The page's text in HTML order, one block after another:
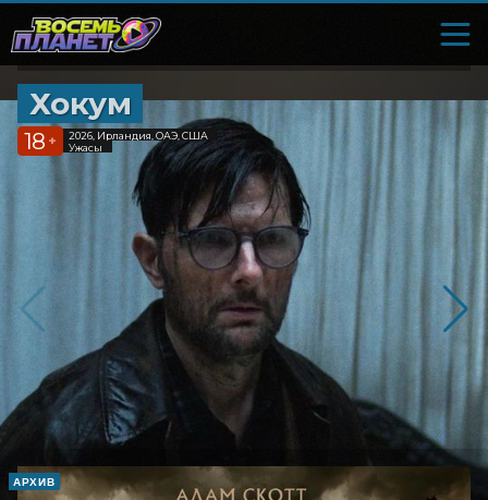
Хокум
18 +
2026, Ирландия, ОАЭ, США
Ужасы
АРХИВ